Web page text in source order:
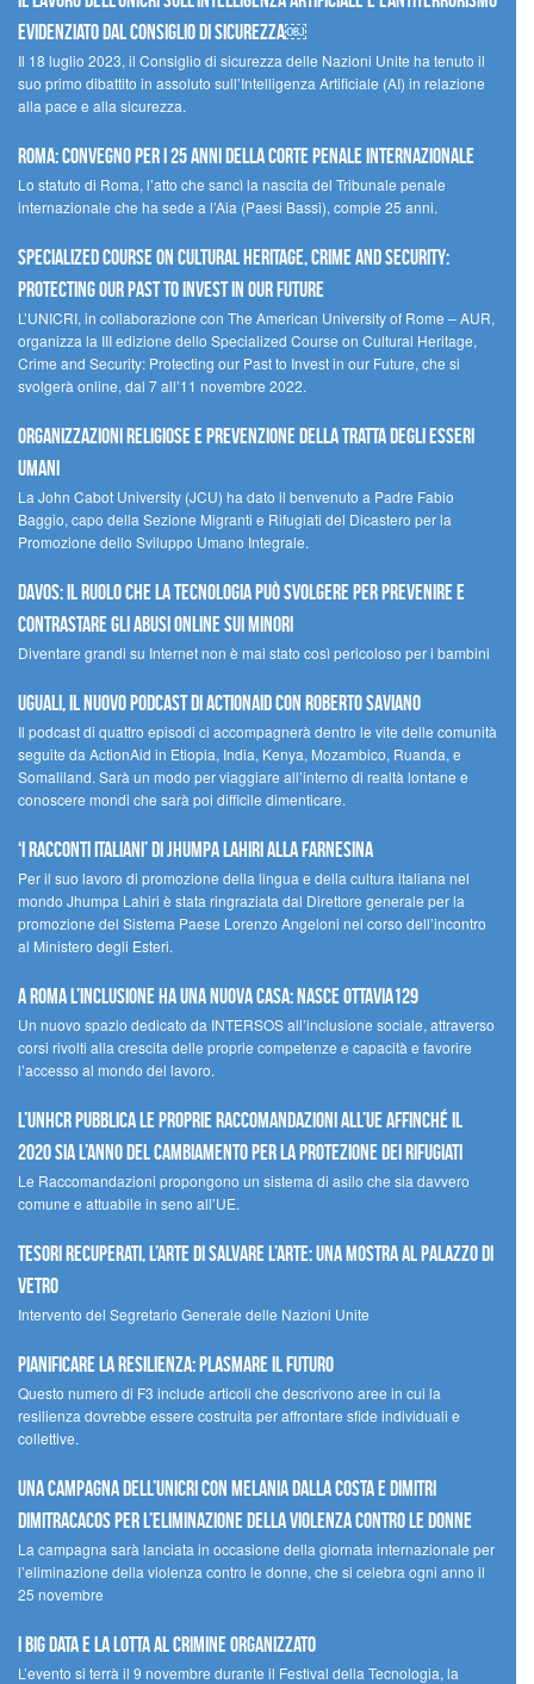
evidenziato dal Consiglio di Sicurezza￼
Il 18 luglio 2023, il Consiglio di sicurezza delle Nazioni Unite ha tenuto il
suo primo dibattito in assoluto sull’Intelligenza Artificiale (AI) in relazione
alla pace e alla sicurezza.
Roma: convegno per i 25 anni della Corte penale internazionale
Lo statuto di Roma, l’atto che sancì la nascita del Tribunale penale
internazionale che ha sede a l’Aia (Paesi Bassi), compie 25 anni.
Specialized Course on Cultural Heritage, Crime and Security:
Protecting our Past to Invest in our Future
L’UNICRI, in collaborazione con The American University of Rome – AUR,
organizza la III edizione dello Specialized Course on Cultural Heritage,
Crime and Security: Protecting our Past to Invest in our Future, che si
svolgerà online, dal 7 all’11 novembre 2022.
Organizzazioni religiose e prevenzione della tratta degli esseri
umani
La John Cabot University (JCU) ha dato il benvenuto a Padre Fabio
Baggio, capo della Sezione Migranti e Rifugiati del Dicastero per la
Promozione dello Sviluppo Umano Integrale.
Davos: il ruolo che la tecnologia può svolgere per prevenire e
contrastare gli abusi online sui minori
Diventare grandi su Internet non è mai stato così pericoloso per i bambini
UGUALI, il nuovo podcast di ACTIONAID con Roberto Saviano
Il podcast di quattro episodi ci accompagnerà dentro le vite delle comunità
seguite da ActionAid in Etiopia, India, Kenya, Mozambico, Ruanda, e
Somaliland. Sarà un modo per viaggiare all’interno di realtà lontane e
conoscere mondi che sarà poi difficile dimenticare.
‘I racconti italiani’ di Jhumpa Lahiri alla Farnesina
Per il suo lavoro di promozione della lingua e della cultura italiana nel
mondo Jhumpa Lahiri è stata ringraziata dal Direttore generale per la
promozione del Sistema Paese Lorenzo Angeloni nel corso dell’incontro
al Ministero degli Esteri.
A Roma l’inclusione ha una nuova casa: nasce Ottavia129
Un nuovo spazio dedicato da INTERSOS all’inclusione sociale, attraverso
corsi rivolti alla crescita delle proprie competenze e capacità e favorire
l’accesso al mondo del lavoro.
L’UNHCR pubblica le proprie raccomandazioni all’UE affinché il
2020 sia l’anno del cambiamento per la protezione dei rifugiati
Le Raccomandazioni propongono un sistema di asilo che sia davvero
comune e attuabile in seno all’UE.
Tesori recuperati, l’arte di salvare l’arte: una mostra al Palazzo di
Vetro
Intervento del Segretario Generale delle Nazioni Unite
Pianificare la resilienza: plasmare il futuro
Questo numero di F3 include articoli che descrivono aree in cui la
resilienza dovrebbe essere costruita per affrontare sfide individuali e
collettive.
Una campagna dell’UNICRI con Melania Dalla Costa e Dimitri
Dimitracacos per l’eliminazione della violenza contro le donne
La campagna sarà lanciata in occasione della giornata internazionale per
l’eliminazione della violenza contro le donne, che si celebra ogni anno il
25 novembre
I Big Data e la lotta al crimine organizzato
L’evento si terrà il 9 novembre durante il Festival della Tecnologia, la